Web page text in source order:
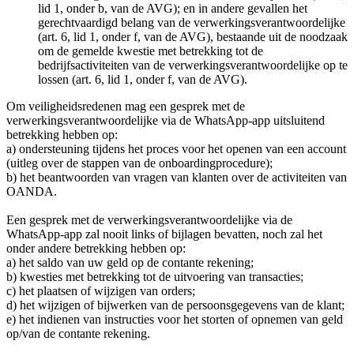
lid 1, onder b, van de AVG); en in andere gevallen het
gerechtvaardigd belang van de verwerkingsverantwoordelijke
(art. 6, lid 1, onder f, van de AVG), bestaande uit de noodzaak
om de gemelde kwestie met betrekking tot de
bedrijfsactiviteiten van de verwerkingsverantwoordelijke op te
lossen (art. 6, lid 1, onder f, van de AVG).
Om veiligheidsredenen mag een gesprek met de
verwerkingsverantwoordelijke via de WhatsApp-app uitsluitend
betrekking hebben op:
a) ondersteuning tijdens het proces voor het openen van een account
(uitleg over de stappen van de onboardingprocedure);
b) het beantwoorden van vragen van klanten over de activiteiten van
OANDA.
Een gesprek met de verwerkingsverantwoordelijke via de
WhatsApp-app zal nooit links of bijlagen bevatten, noch zal het
onder andere betrekking hebben op:
a) het saldo van uw geld op de contante rekening;
b) kwesties met betrekking tot de uitvoering van transacties;
c) het plaatsen of wijzigen van orders;
d) het wijzigen of bijwerken van de persoonsgegevens van de klant;
e) het indienen van instructies voor het storten of opnemen van geld
op/van de contante rekening.